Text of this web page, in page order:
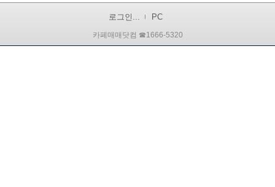
로그인... PC
카페매매닷컴 ☎1666-5320